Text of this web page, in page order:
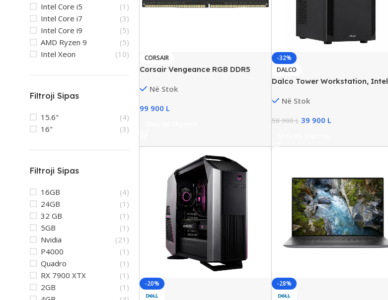
Intel Core i5
(1)
Intel Core i7
(3)
Intel Core i9
(5)
AMD Ryzen 9
(5)
Intel Xeon
(10)
Filtroji Sipas
15.6"
(4)
16"
(3)
Filtroji Sipas
16GB
(4)
24GB
(1)
32 GB
(1)
5GB
(1)
Nvidia
(21)
P4000
(1)
Quadro
(1)
RX 7900 XTX
(1)
2GB
(1)
CORSAIR
Corsair Vengeance RGB DDR5
Në Stok
99 900 L
-32%
DALCO
Dalco Tower Workstation, Intel
SSD, GTX 1050 Ti 4GB, Used
Në Stok
58 900L 39 900 L
-20% -28%